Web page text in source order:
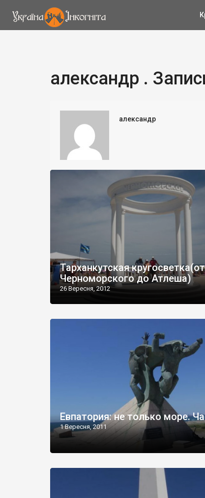
александр .
александр
Тарханкутская кругосветка(от
Черноморского до Атлеша)
26 Вересня, 2012
Евпатория: не только море.
1 Вересня, 2011